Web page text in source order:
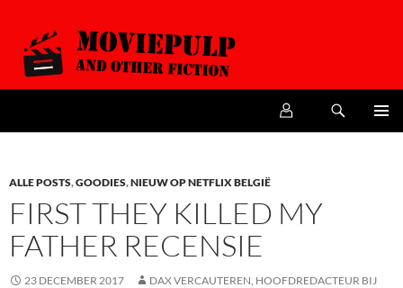
INHOUD
ALLE POSTS,GOODIES,NIEUW OP NETFLIX BELGIË
FIRST THEY KILLED MY
FATHER RECENSIE
23 DECEMBER 2017
DAX VERCAUTEREN, HOOFDREDACTEUR BIJ